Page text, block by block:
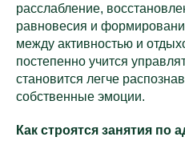
расслабление,
равновесия и
между активностью и
постепенно учится
становится легче
собственные эмоции.
Как строятся занятия по